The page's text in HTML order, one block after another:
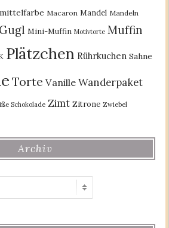
Macaron Mandel Mandeln
Mini-Muffin Motivtorte Muffin
Plätzchen Rührkuchen Sahne
Torte Vanille Wanderpaket
Schokolade Zimt Zitrone Zwiebel
Archiv